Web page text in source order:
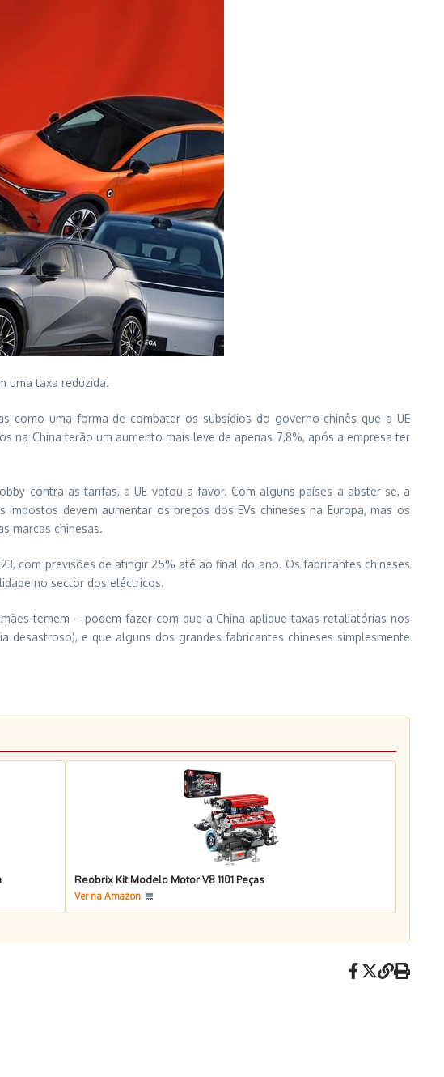
uma taxa reduzida.
como uma forma de combater os subsídios do governo chinês que a UE
na China terão um aumento mais leve de apenas 7,8%, após a empresa ter
contra as tarifas, a UE votou a favor. Com alguns países a abster-se, a
devem aumentar os preços dos EVs chineses na Europa, mas os
marcas chinesas.
com previsões de atingir 25% até ao final do ano. Os fabricantes chineses
no sector dos eléctricos.
temem – podem fazer com que a China aplique taxas retaliatórias nos
e que alguns dos grandes fabricantes chineses simplesmente
Reobrix Kit Modelo Motor V8 1101 Peças
Ver na Amazon